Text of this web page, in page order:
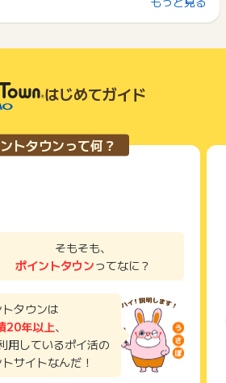
い場合（メールの受信拒否、メールア
載しているキャンペーンにエントリー
、重複、キャンセル、架空、不備
利用した場合（電話等）
用
用したことがある方(退会後の再登録含
「eximo」「irumo」等からのプラン
ドコモショップで申込みされた場合
断された場合
ご利用の方
モ関連サービスを利用したことのある
ョン」を同時申込した場合
】
た場合
お買い物を利用されたことがある場合
削除をおこなっていただくことを推奨
時にお電話など2つ以上の申し込み方
ト上のWEBフォームからお申し込みく
ント獲得するまで必ず保管してくださ
態でお問い合わせされる際に、該当の
場合がございます。
れた場合は対応いたしかねますので、
webサイトを表示するアプリのこと
ャンセルされた場合、ポイントが無効
す。
うかは各広告主ではなく、代理店が行
ポイントに関する詳細を把握しており
ンのポイントに関するお問い合わせを
ようお願いいたします。
内通話5分無料！
可能！
はじめてガイド
トタウンって何？
そもそも、
ポイントタウンってなに？
タウンは
20年以上、
用しているポイ活の
サイトなんだ！